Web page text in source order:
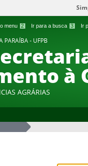
menu 2 Ir para a busca 3 Ir
PARAÍBA - UFPB
à
AGRÁRIAS